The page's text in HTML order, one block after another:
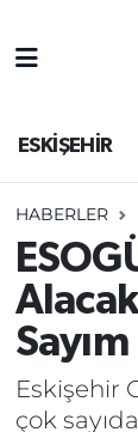
ESKİŞEHİR
HABERLER
Eskişehir
çok